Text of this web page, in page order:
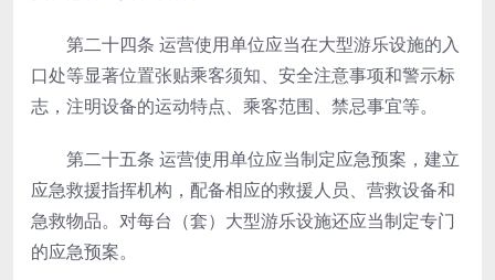
第二十四条 运营使用单位应当在大型游乐设施的入
口处等显著位置张贴乘客须知、安全注意事项和警示标
志，注明设备的运动特点、乘客范围、禁忌事宜等。
第二十五条 运营使用单位应当制定应急预案，建立
应急救援指挥机构，配备相应的救援人员、营救设备和
急救物品。对每台（套）大型游乐设施还应当制定专门
的应急预案。